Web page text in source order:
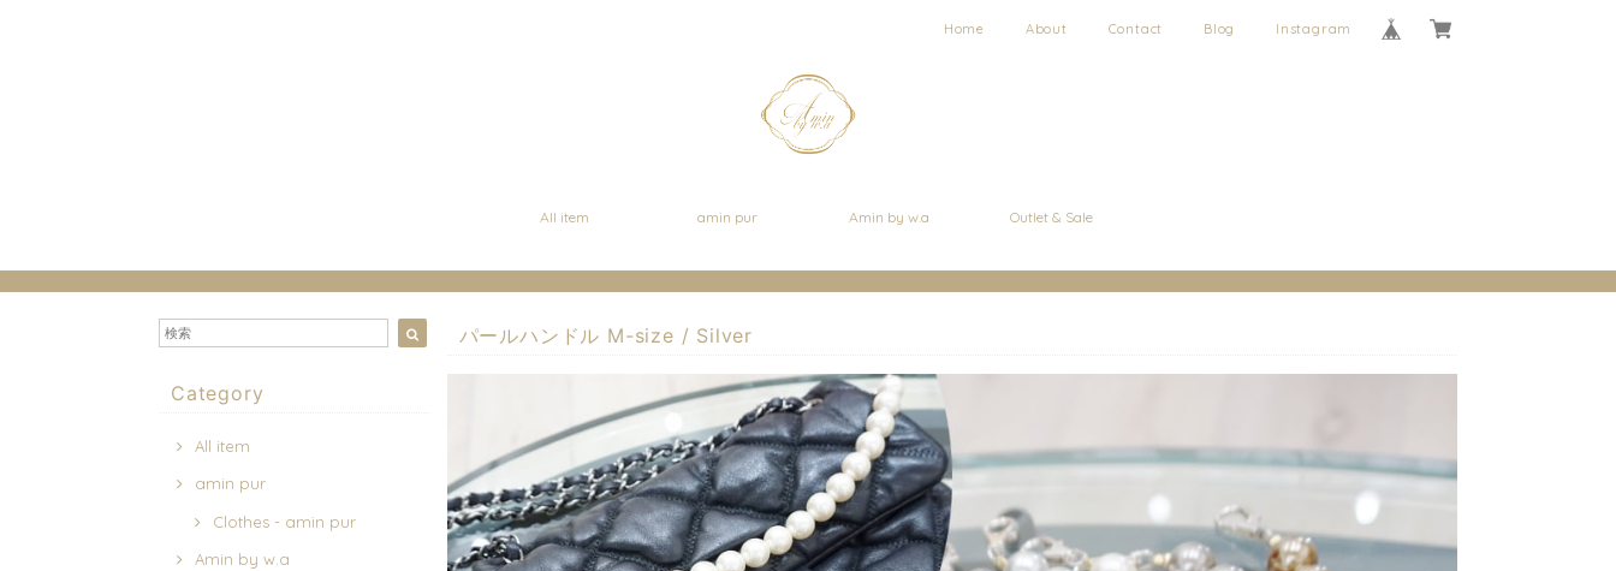
Home About Contact Blog Instagram
All item amin pur Amin by w.a Outlet & Sale
Category
All item
amin pur
Clothes - amin pur
Amin by w.a
パールハンドル M-size / Silver